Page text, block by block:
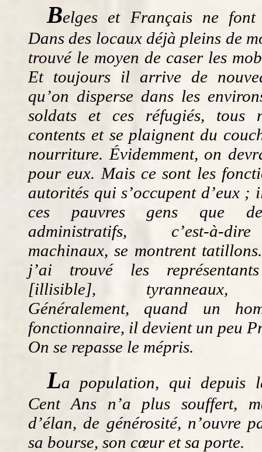
Belges et Français ne font
Dans des locaux déjà pleins de
trouvé le moyen de caser les
Et toujours il arrive de
qu’on disperse dans les
soldats et ces réfugiés, tous
contents et se plaignent du
nourriture. Évidemment, on
pour eux. Mais ce sont les
autorités qui s’occupent d’eux ;
ces pauvres gens que
administratifs, c’est-à-
machinaux, se montrent
j’ai trouvé les
[illisible], tyranneaux,
Généralement, quand un
fonctionnaire, il devient un peu
On se repasse le mépris.
La population, qui depuis
Cent Ans n’a plus souffert,
d’élan, de générosité, n’ouvre
sa bourse, son cœur et sa porte.